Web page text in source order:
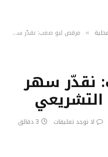
» مرقص لبو صعب: نقدّر سهر برّي على الجهد التشريعي
نقدّر سهر
لا توجد تعليقات 3 دقائق